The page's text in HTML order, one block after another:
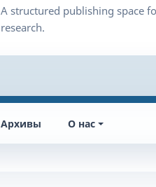
Архивы О нас